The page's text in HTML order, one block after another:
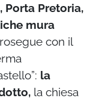
Porta Pretoria,
mura
con il
la
la chiesa